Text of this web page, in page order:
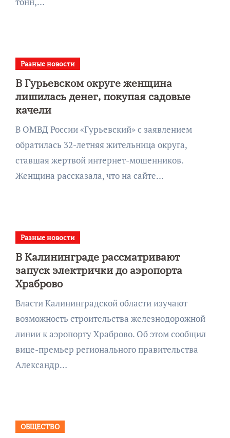
Разные новости
В Гурьевском округе женщина
лишилась денег, покупая садовые
качели
В ОМВД России «Гурьевский» с заявлением
обратилась 32-летняя жительница округа,
ставшая жертвой интернет-мошенников.
Женщина рассказала, что на сайте…
Разные новости
В Калининграде рассматривают
запуск электрички до аэропорта
Храброво
Власти Калининградской области изучают
возможность строительства железнодорожной
линии к аэропорту Храброво. Об этом сообщил
вице-премьер регионального правительства
Александр…
ОБЩЕСТВО